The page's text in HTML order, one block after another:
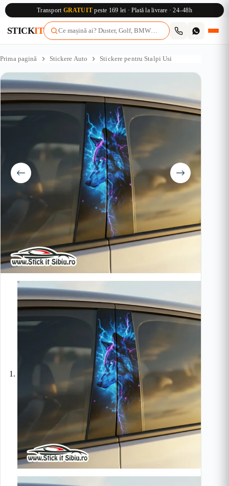
Transport GRATUIT peste 169 lei · Plată la livrare · 24–48h
STICKIT
la
Prima pagină Stickere Auto Stickere pentru Stalpi Usi